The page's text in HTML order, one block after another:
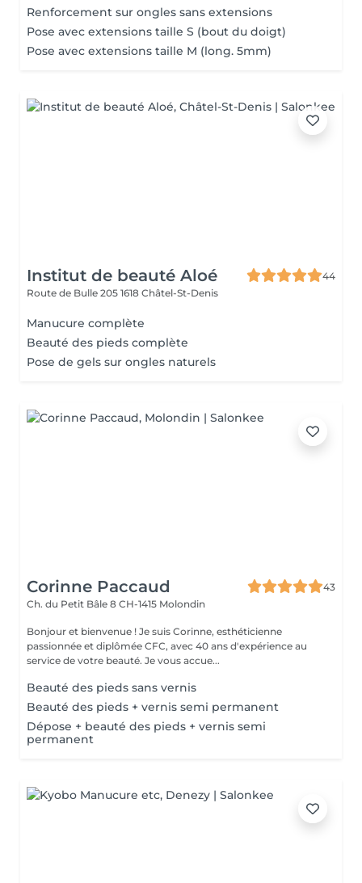
Renforcement sur ongles sans extensions
Pose avec extensions taille S (bout du doigt)
Pose avec extensions taille M (long. 5mm)
Institut de beauté Aloé
44
Route de Bulle 205 1618 Châtel-St-Denis
Manucure complète
Beauté des pieds complète
Pose de gels sur ongles naturels
Corinne Paccaud
43
Ch. du Petit Bâle 8 CH-1415 Molondin
Bonjour et bienvenue ! Je suis Corinne, esthéticienne
passionnée et diplômée CFC, avec 40 ans d'expérience au
service de votre beauté. Je vous accue...
Beauté des pieds sans vernis
Beauté des pieds + vernis semi permanent
Dépose + beauté des pieds + vernis semi
permanent